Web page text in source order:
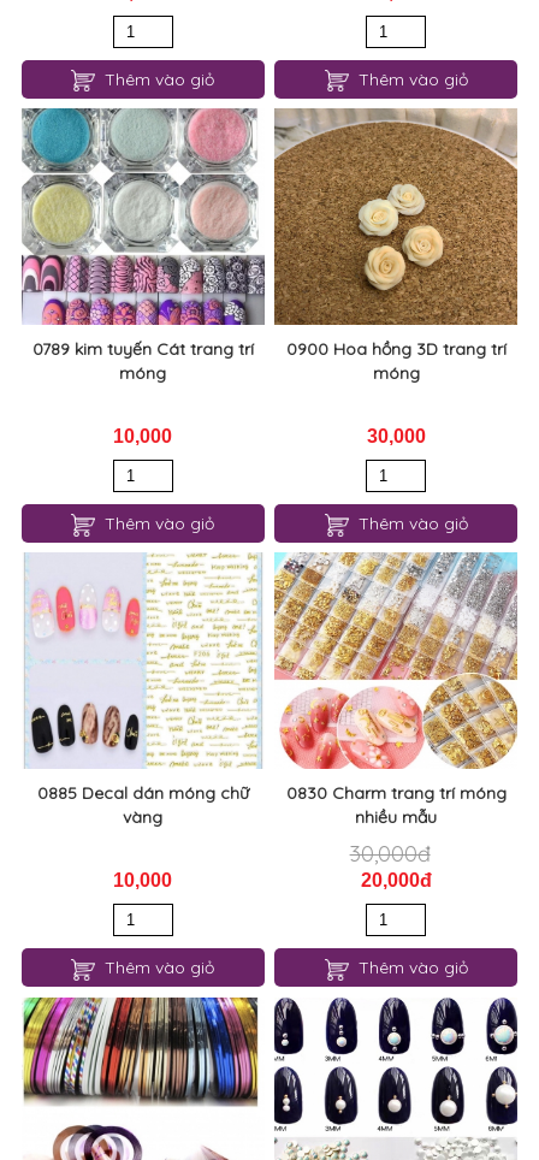
Thêm vào giỏ Thêm vào giỏ
0789 kim tuyến Cát trang trí
móng
10,000
Thêm vào giỏ
0900 Hoa hồng 3D trang trí
móng
30,000
Thêm vào giỏ
0885 Decal dán móng chữ
vàng
10,000
Thêm vào giỏ
0830 Charm trang trí móng
nhiều mẫu
30,000đ
20,000đ
Thêm vào giỏ